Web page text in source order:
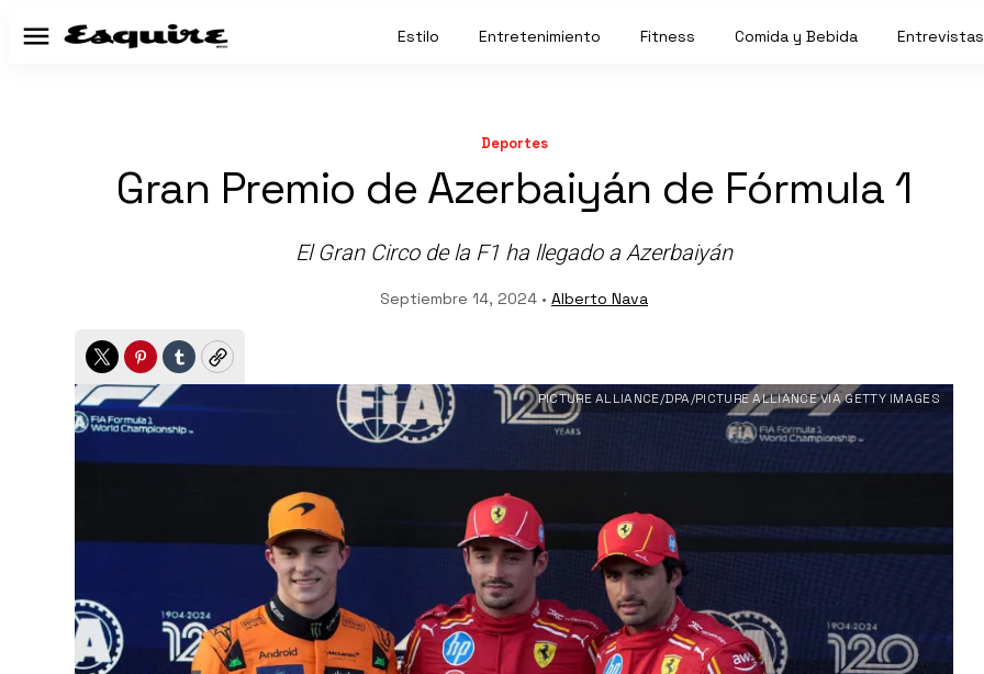
Menú Estilo Entretenimiento Fitness Comida y Bebida Entrevistas
Deportes
Gran Premio de Azerbaiyán de Fórmula 1
El Gran Circo de la F1 ha llegado a Azerbaiyán
Septiembre 14, 2024 • Alberto Nava
TwitterPinterest
TumblrCopy
PICTURE ALLIANCE/DPA/PICTURE ALLIANCE VIA GETTY IMAGES